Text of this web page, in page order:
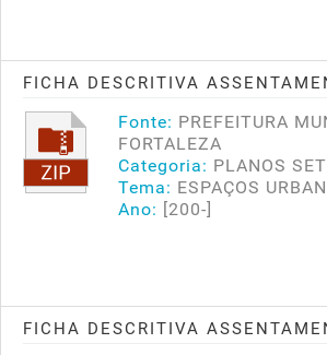
FICHA DESCRITIVA
Fonte: PREFEITURA
FORTALEZA
Categoria: PLANOS
Tema: ESPAÇOS
Ano: [200-]
FICHA DESCRITIVA